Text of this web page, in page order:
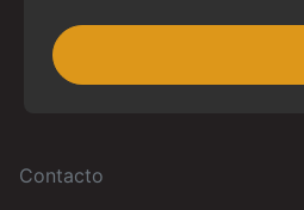
Contacto